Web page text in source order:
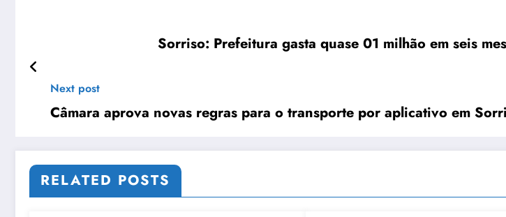
Sorriso: Prefeitura gasta quase 01 milhão em seis
Next post
Câmara aprova novas regras para o transporte por aplicativo em
RELATED POSTS